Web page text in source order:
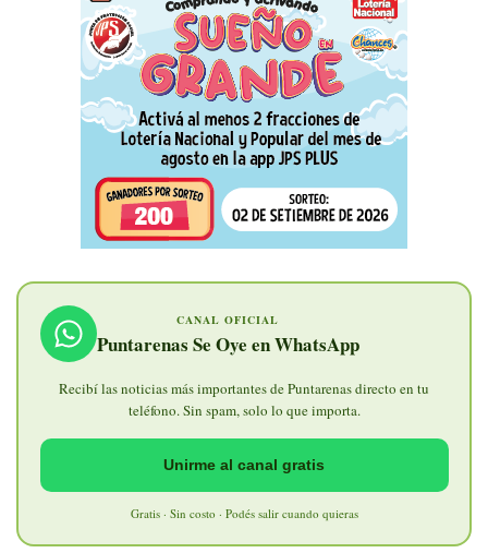
CANAL OFICIAL
Puntarenas Se Oye en WhatsApp
Recibí las noticias más importantes de Puntarenas directo en tu
teléfono. Sin spam, solo lo que importa.
Unirme al canal gratis
Gratis · Sin costo · Podés salir cuando quieras